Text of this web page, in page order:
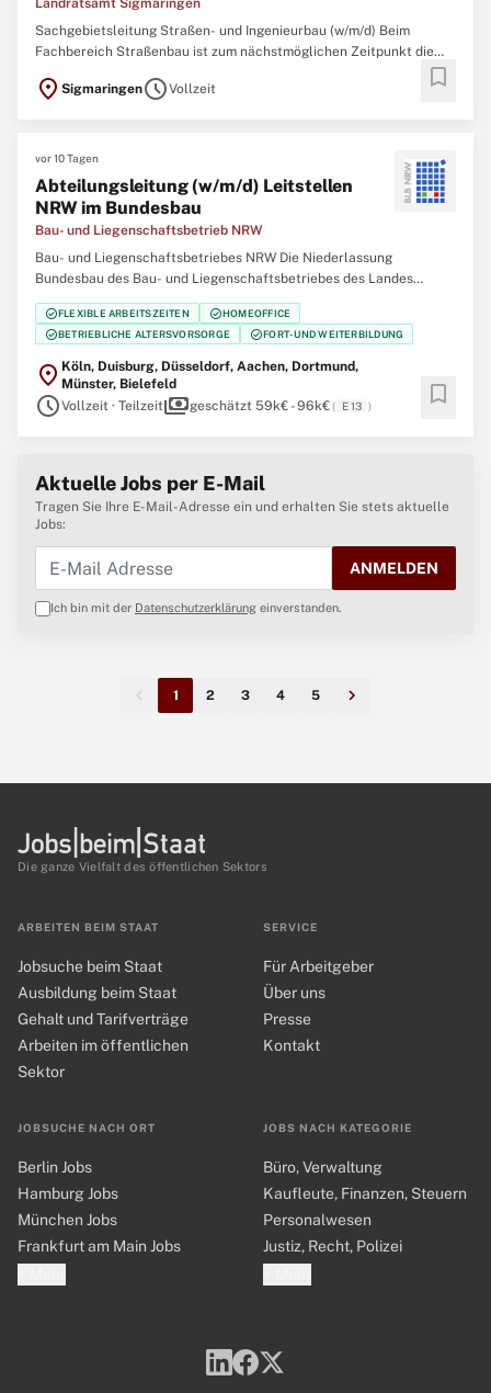
Landratsamt Sigmaringen
Sachgebietsleitung Straßen- und Ingenieurbau (w/m/d) Beim
Fachbereich Straßenbau ist zum nächstmöglichen Zeitpunkt die
Stelle Sachgebietsleitung im Straßen- und Ingenieurbau (w/m/d) zu
besetzen. Die Stelle ist grundsätzlich teilbar. Ihr Aufgabengebiet
location_on SigmaringenscheduleVollzeit bookmark
vor 10 Tagen
Abteilungsleitung (w/m/d) Leitstellen
NRW im Bundesbau
Bau- und Liegenschaftsbetrieb NRW
Bau- und Liegenschaftsbetriebes NRW Die Niederlassung
Bundesbau des Bau- und Liegenschaftsbetriebes des Landes
Nordrhein‑Westfalen (BLB NRW) sucht zum nächstmöglichen
Zeitpunkt eine Abteilungsleitung (w/m/d) Leitstellen NRW im
Bundesbau Der Bau- und Liegenschaftsbetrieb NRW ist Eigentümer,
check_circleFLEXIBLE ARBEITSZEITEN check_circleHOMEOFFICE
check_circleBETRIEBLICHE ALTERSVORSORGE check_circleFORT- UND WEITERBILDUNG
location_on Köln, Duisburg, Düsseldorf, Aachen, Dortmund,
Münster, Bielefeld
scheduleVollzeit · Teilzeitpaymentsgeschätzt 59k€ - 96k€( E 13 ) bookmark
Aktuelle Jobs per E-Mail
Tragen Sie Ihre E-Mail-Adresse ein und erhalten Sie stets aktuelle
Jobs:
ANMELDEN
Ich bin mit der Datenschutzerklärung einverstanden.
1 2 3 4 5
Die ganze Vielfalt des öffentlichen Sektors
ARBEITEN BEIM STAAT
Jobsuche beim Staat
Ausbildung beim Staat
Gehalt und Tarifverträge
Arbeiten im öffentlichen
Sektor
JOBSUCHE NACH ORT
Berlin Jobs
Hamburg Jobs
München Jobs
Frankfurt am Main Jobs
JOBS NACH KATEGORIE
Büro, Verwaltung
Kaufleute, Finanzen, Steuern
Personalwesen
Justiz, Recht, Polizei
SERVICE
Für Arbeitgeber
Über uns
Presse
Kontakt